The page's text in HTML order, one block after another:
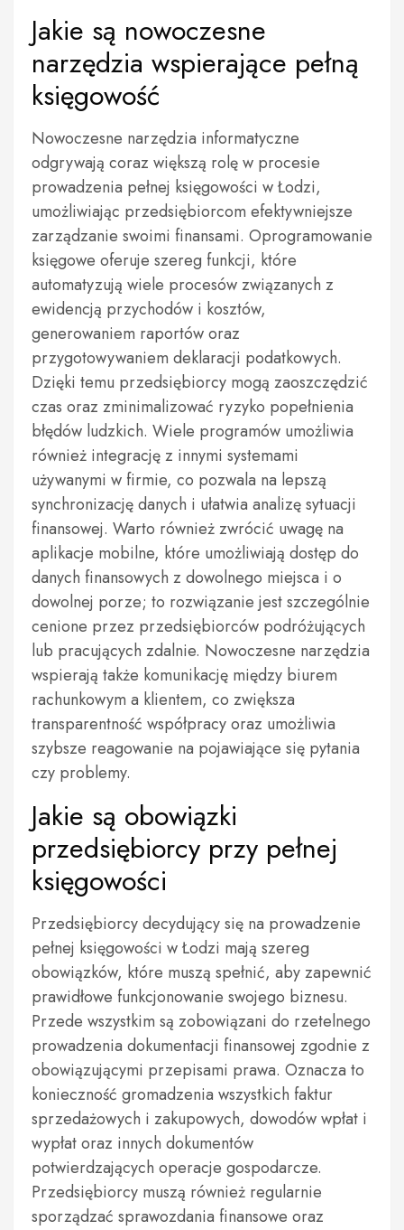
Jakie są nowoczesne
narzędzia wspierające pełną
księgowość
Nowoczesne narzędzia informatyczne
odgrywają coraz większą rolę w procesie
prowadzenia pełnej księgowości w Łodzi,
umożliwiając przedsiębiorcom efektywniejsze
zarządzanie swoimi finansami. Oprogramowanie
księgowe oferuje szereg funkcji, które
automatyzują wiele procesów związanych z
ewidencją przychodów i kosztów,
generowaniem raportów oraz
przygotowywaniem deklaracji podatkowych.
Dzięki temu przedsiębiorcy mogą zaoszczędzić
czas oraz zminimalizować ryzyko popełnienia
błędów ludzkich. Wiele programów umożliwia
również integrację z innymi systemami
używanymi w firmie, co pozwala na lepszą
synchronizację danych i ułatwia analizę sytuacji
finansowej. Warto również zwrócić uwagę na
aplikacje mobilne, które umożliwiają dostęp do
danych finansowych z dowolnego miejsca i o
dowolnej porze; to rozwiązanie jest szczególnie
cenione przez przedsiębiorców podróżujących
lub pracujących zdalnie. Nowoczesne narzędzia
wspierają także komunikację między biurem
rachunkowym a klientem, co zwiększa
transparentność współpracy oraz umożliwia
szybsze reagowanie na pojawiające się pytania
czy problemy.
Jakie są obowiązki
przedsiębiorcy przy pełnej
księgowości
Przedsiębiorcy decydujący się na prowadzenie
pełnej księgowości w Łodzi mają szereg
obowiązków, które muszą spełnić, aby zapewnić
prawidłowe funkcjonowanie swojego biznesu.
Przede wszystkim są zobowiązani do rzetelnego
prowadzenia dokumentacji finansowej zgodnie z
obowiązującymi przepisami prawa. Oznacza to
konieczność gromadzenia wszystkich faktur
sprzedażowych i zakupowych, dowodów wpłat i
wypłat oraz innych dokumentów
potwierdzających operacje gospodarcze.
Przedsiębiorcy muszą również regularnie
sporządzać sprawozdania finansowe oraz